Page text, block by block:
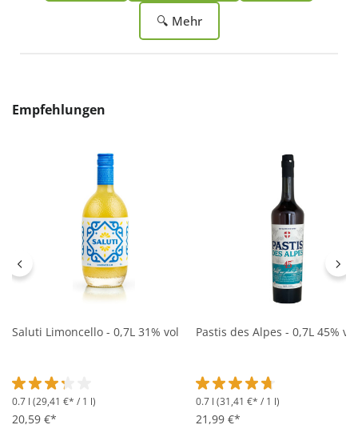
🔍 Mehr
Produktgalerie überspringen
Empfehlungen
Saluti Limoncello - 0,7L 31% vol
Durchschnittliche Bewertung von 3.2 von 5 Sternen
0.7 l (29,41 €* / 1 l)
20,59 €*
Pastis des Alpes - 0,7L 45% vol
Durchschnittliche
0.7 l (31,41 €* / 1 l)
21,99 €*